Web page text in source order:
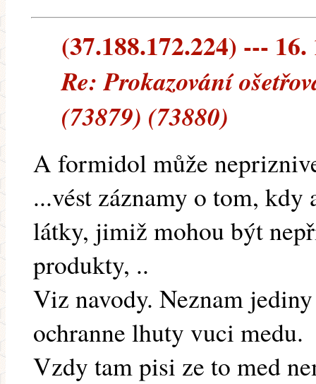
(37.188.172.224) --- 16.
Re: Prokazování
(73879) (73880)
A formidol může
...vést záznamy o tom,
látky, jimiž mohou být
produkty, ..
Viz navody. Neznam
ochranne lhuty vuci medu.
Vzdy tam pisi ze to med